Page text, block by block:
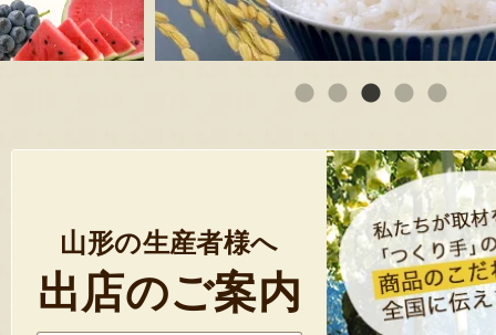
山形の生産者様へ
出店のご案内